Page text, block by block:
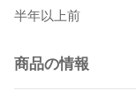
・アクリルを取り付
・使用するローラー
ご了承ください
・形状的に折れや
半年以上前
商品の情報